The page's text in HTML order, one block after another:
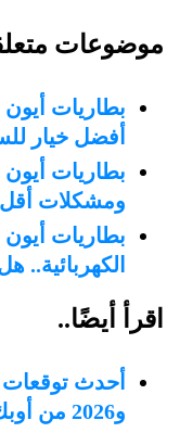
موضوعات
بطاريات أيون
أفضل خيار
بطاريات أيون
ومشكلات أقل
بطاريات
الكهربائية..
اقرأ أيضًا..
و2026 من أوبك